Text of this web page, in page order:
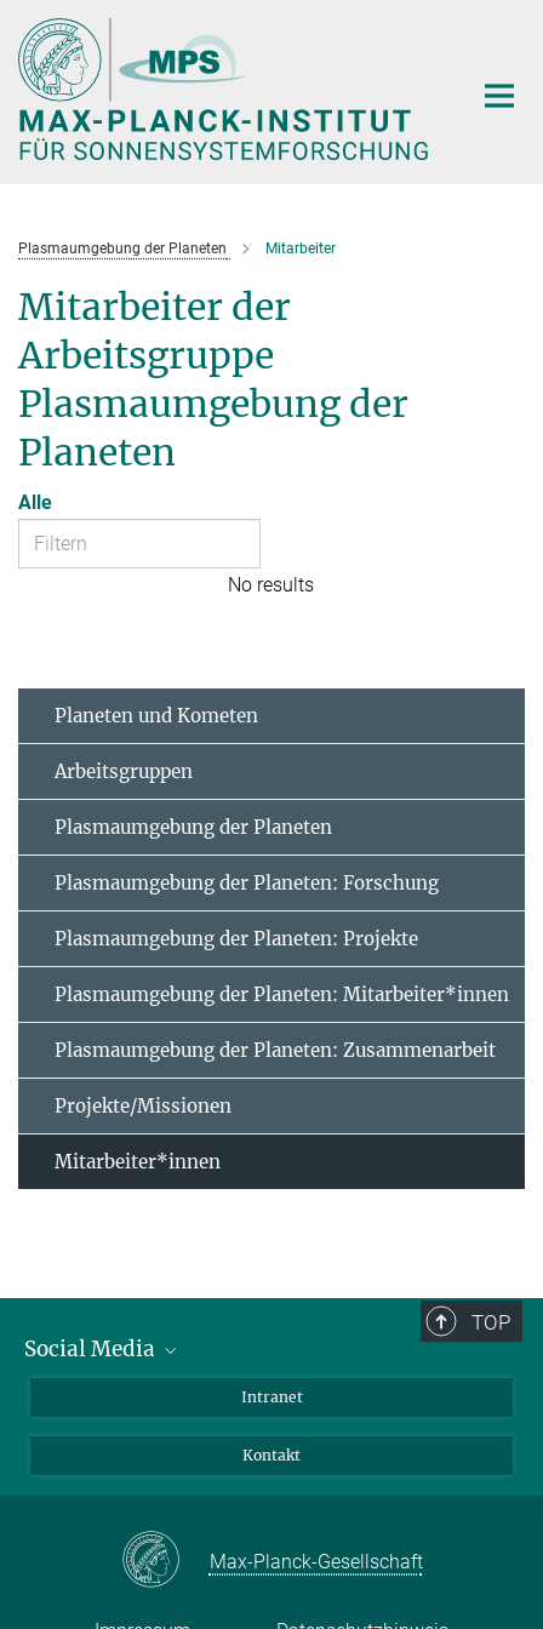
Hauptinhalt
Plasmaumgebung der Planeten Mitarbeiter
Mitarbeiter der
Arbeitsgruppe
Plasmaumgebung der
Planeten
Alle
No results
Planeten und Kometen
Arbeitsgruppen
Plasmaumgebung der Planeten
Plasmaumgebung der Planeten: Forschung
Plasmaumgebung der Planeten: Projekte
Plasmaumgebung der Planeten: Mitarbeiter*innen
Plasmaumgebung der Planeten: Zusammenarbeit
Projekte/Missionen
Mitarbeiter*innen
TOP
Social Media
Facebook
Instagram
Mastodon
Intranet
Kontakt
Max-Planck-Gesellschaft